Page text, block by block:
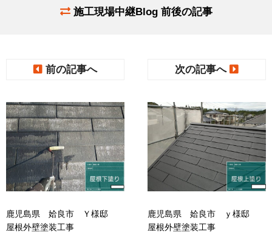
施工現場中継Blog 前後の記事
前の記事へ
鹿児島県 姶良市 Ｙ様邸
屋根外壁塗装工事
次の記事へ
鹿児島県 姶良市 ｙ様邸
屋根外壁塗装工事